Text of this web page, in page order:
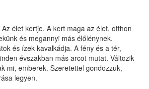
élet kertje. A kert maga az élet, otthon
és megannyi más élőlénynek.
és ízek kavalkádja. A fény és a tér,
évszakban más arcot mutat. Változik
mi, emberek. Szeretettel gondozzuk,
legyen.